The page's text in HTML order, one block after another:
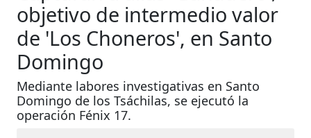
objetivo de intermedio valor
de 'Los Choneros', en Santo
Domingo
Mediante labores investigativas en Santo
Domingo de los Tsáchilas, se ejecutó la
operación Fénix 17.